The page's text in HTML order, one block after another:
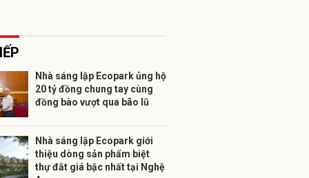
Nhà sáng lập Ecopark ủng hộ
20 tỷ đồng chung tay cùng
đồng bào vượt qua bão lũ
Nhà sáng lập Ecopark giới
thiệu dòng sản phẩm biệt
thự đắt giá bậc nhất tại Nghệ